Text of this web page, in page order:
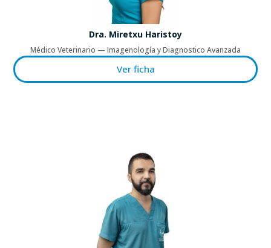
Dra. Miretxu Haristoy
Médico Veterinario — Imagenología y Diagnostico Avanzada
Ver ficha